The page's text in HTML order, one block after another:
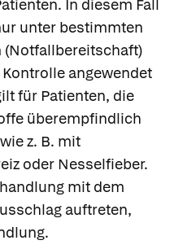
In diesem Fall
unter bestimmten
angewendet
für Patienten, die
überempfindlich
z. B. mit
oder Nesselfieber.
mit dem
auftreten,